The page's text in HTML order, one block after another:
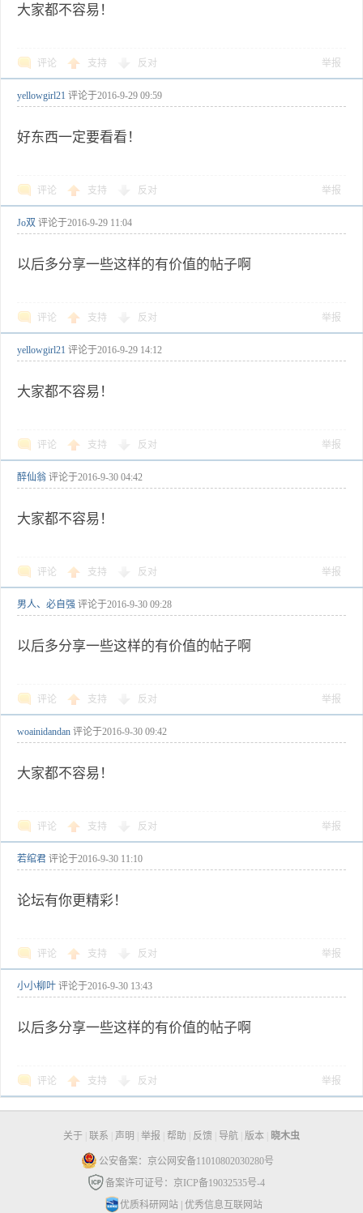
大家都不容易！
评论 支持 反对 举报
yellowgirl21 评论于2016-9-29 09:59
好东西一定要看看！
评论 支持 反对 举报
Jo双 评论于2016-9-29 11:04
以后多分享一些这样的有价值的帖子啊
评论 支持 反对 举报
yellowgirl21 评论于2016-9-29 14:12
大家都不容易！
评论 支持 反对 举报
醉仙翁 评论于2016-9-30 04:42
大家都不容易！
评论 支持 反对 举报
男人、必自强 评论于2016-9-30 09:28
以后多分享一些这样的有价值的帖子啊
评论 支持 反对 举报
woainidandan 评论于2016-9-30 09:42
大家都不容易！
评论 支持 反对 举报
若绾君 评论于2016-9-30 11:10
论坛有你更精彩！
评论 支持 反对 举报
小小柳叶 评论于2016-9-30 13:43
以后多分享一些这样的有价值的帖子啊
评论 支持 反对 举报
关于 联系 声明 举报 帮助 反馈 导航 版本 晓木虫
公安备案：京公网安备11010802030280号
备案许可证号：京ICP备19032535号-4
优质科研网站| 优秀信息互联网站